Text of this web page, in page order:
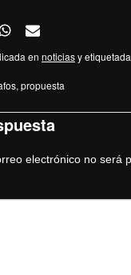
en noticiasy etiquetada
propuesta
electrónico no será